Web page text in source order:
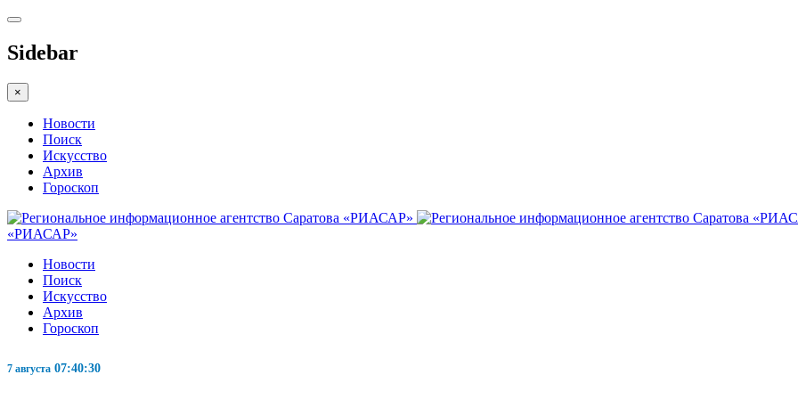
Sidebar
×
Новости
Поиск
Искусство
Архив
Гороскоп
«РИАСАР»
Новости
Поиск
Искусство
Архив
Гороскоп
7 августа 07:40:31